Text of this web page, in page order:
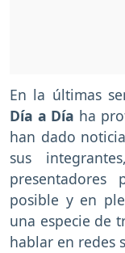
En la últimas
Día a Día ha
han dado
sus
posible y en
una especie de
hablar en redes